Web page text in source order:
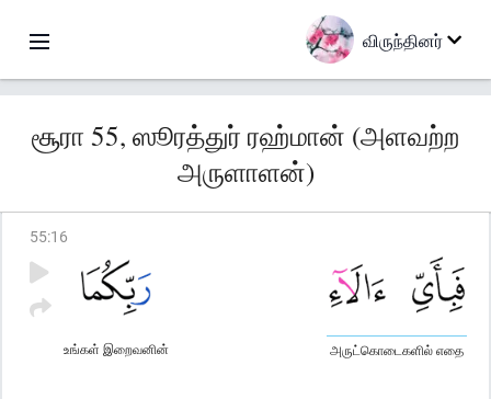
விருந்தினர்
சூரா 55, ஸூரத்துர் ரஹ்மான் (அளவற்ற
அருளாளன்)
55:16
அருட்கொடைகளில் எதை
உங்கள் இறைவனின்